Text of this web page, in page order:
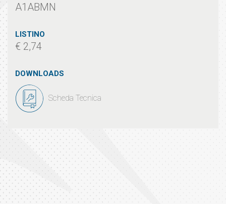
A1ABMN
LISTINO
€ 2,74
DOWNLOADS
Scheda Tecnica